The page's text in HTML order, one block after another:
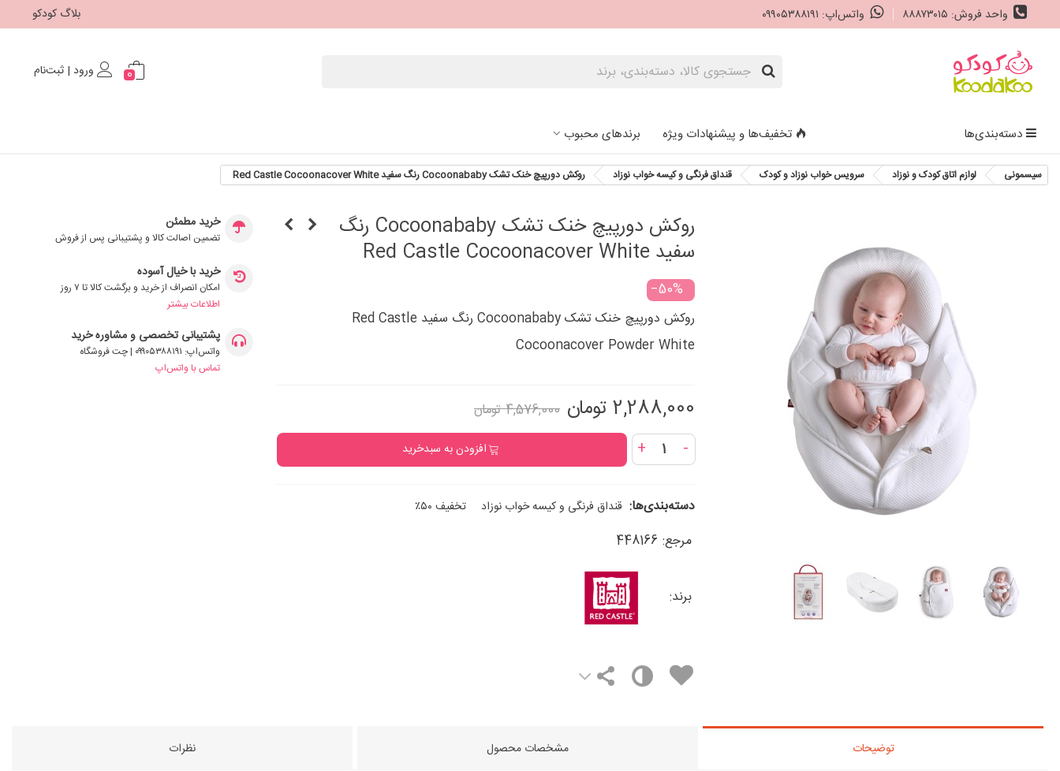
واحد فروش: ۸۸۸۷۳۰۱۵ واتس‌اپ: ۰۹۹۰۵۳۸۸۱۹۱ بلاگ کودکو
0 ورود | ثبت‌نام
دسته‌بندی‌ها تخفیف‌ها و پیشنهادات ویژه برندهای محبوب
سیسمونی لوازم اتاق کودک و نوزاد سرویس خواب نوزاد و کودک قنداق فرنگی و کیسه خواب نوزاد روکش دورپیچ خنک تشک Cocoonababy رنگ سفید Red Castle Cocoonacover White
روکش دورپیچ خنک تشک Cocoonababy رنگ
سفید Red Castle Cocoonacover White
‎−50%
روکش دورپیچ خنک تشک Cocoonababy رنگ سفید Red Castle
Cocoonacover Powder White
2,288,000 تومان 4,576,000 تومان
-
+ افزودن به سبدخرید
دسته‌بندی‌ها: قنداق فرنگی و کیسه خواب نوزاد تخفیف ۵۰٪
مرجع: 448166
برند:
خرید مطمئن
تضمین اصالت کالا و پشتیبانی پس از فروش
خرید با خیال آسوده
امکان انصراف از خرید و برگشت کالا تا ۷ روز
اطلاعات بیشتر
پشتیبانی تخصصی و مشاوره خرید
واتس‌اپ: ۰۹۹۰۵۳۸۸۱۹۱ | چت فروشگاه
تماس با واتس‌اپ
توضیحات مشخصات محصول نظرات